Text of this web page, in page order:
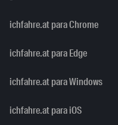
ichfahre.at para Chrome
ichfahre.at para Edge
ichfahre.at para Windows
ichfahre.at para iOS